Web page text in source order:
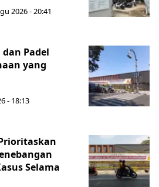
2026 - 20:41
Padel
yang
- 18:13
Selama